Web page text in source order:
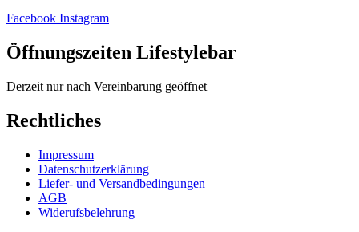
Facebook Instagram
Öffnungszeiten Lifestylebar
Derzeit nur nach Vereinbarung geöffnet
Rechtliches
Impressum
Datenschutzerklärung
Liefer- und Versandbedingungen
AGB
Widerufsbelehrung